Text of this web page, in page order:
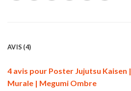
AVIS (4)
4 avis pour Poster Jujutsu
Murale | Megumi Ombre